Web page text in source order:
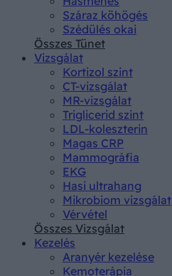
Száraz köhögés
Szédülés okai
Összes Tünet
Vizsgálat
Kortizol szint
CT-vizsgálat
MR-vizsgálat
Triglicerid szint
LDL-koleszterin
Magas CRP
Mammográfia
EKG
Hasi ultrahang
Mikrobiom vizsgálat
Vérvétel
Összes Vizsgálat
Kezelés
Aranyér kezelése
Kemoterápia